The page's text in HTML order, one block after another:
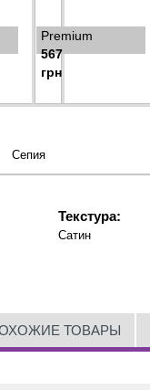
Premium
567
грн
Сепия
Текстура:
Сатин
ТОВАРЫ